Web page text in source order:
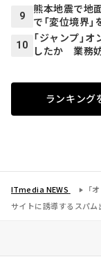
9
熊本地震で地
で「変位境界
10
「ジャンプ」
したか 業務
ランキング
ITmedia NEWS
「
サイトに誘導するスパム